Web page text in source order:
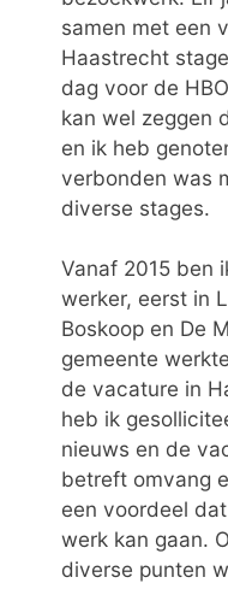
samen met een
Haastrecht
dag voor de
kan wel zeggen
en ik heb
verbonden was
diverse stages.
Vanaf 2015 ben
werker, eerst in
Boskoop en De
gemeente
de vacature in
heb ik
nieuws en de
betreft omvang
een voordeel
werk kan gaan.
diverse punten